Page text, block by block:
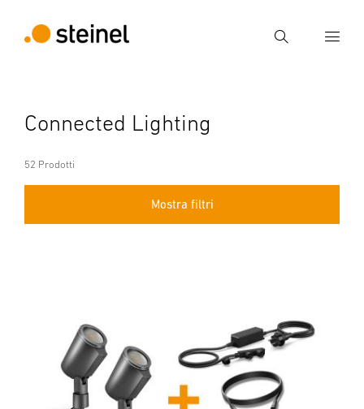
Ricerca
Ricerca
Connected Lighting
52 Prodotti
Mostra filtri